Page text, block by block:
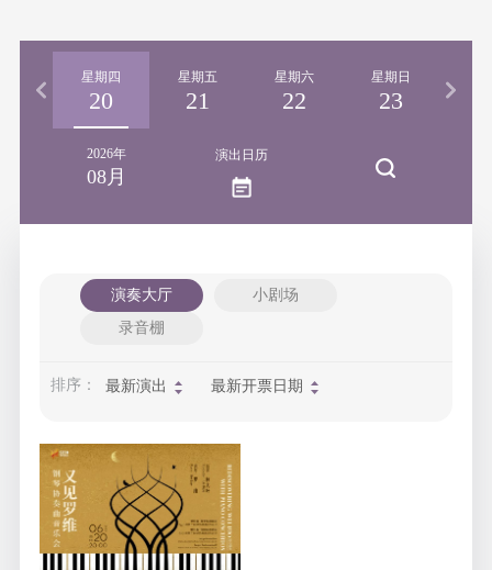
星期四
20
星期五
21
星期六
22
星期日
23
2026年
08月
演出日历
演奏大厅
小剧场
录音棚
排序： 最新演出 最新开票日期